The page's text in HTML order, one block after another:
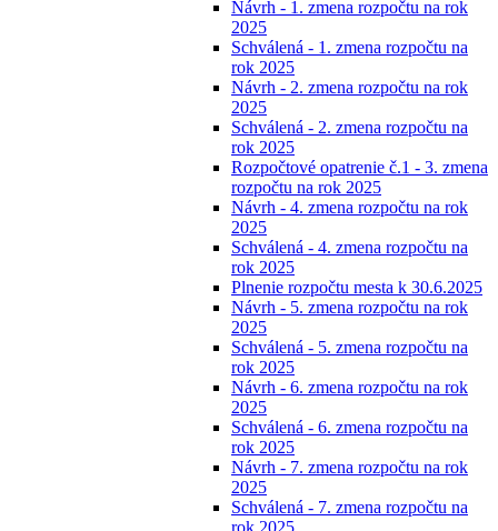
Návrh - 1. zmena rozpočtu na rok
2025
Schválená - 1. zmena rozpočtu na
rok 2025
Návrh - 2. zmena rozpočtu na rok
2025
Schválená - 2. zmena rozpočtu na
rok 2025
Rozpočtové opatrenie č.1 - 3. zmena
rozpočtu na rok 2025
Návrh - 4. zmena rozpočtu na rok
2025
Schválená - 4. zmena rozpočtu na
rok 2025
Plnenie rozpočtu mesta k 30.6.2025
Návrh - 5. zmena rozpočtu na rok
2025
Schválená - 5. zmena rozpočtu na
rok 2025
Návrh - 6. zmena rozpočtu na rok
2025
Schválená - 6. zmena rozpočtu na
rok 2025
Návrh - 7. zmena rozpočtu na rok
2025
Schválená - 7. zmena rozpočtu na
rok 2025